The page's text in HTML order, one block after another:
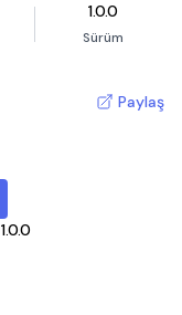
1.0.0
Sürüm
Paylaş
1.0.0